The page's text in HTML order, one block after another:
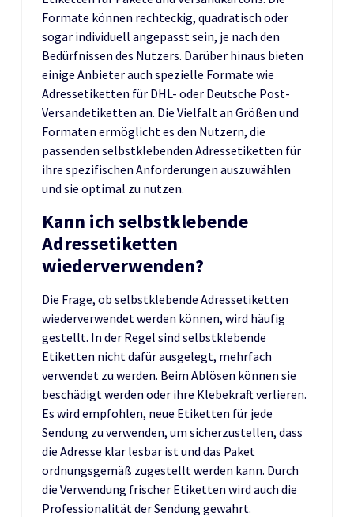
Formate können rechteckig, quadratisch oder
sogar individuell angepasst sein, je nach den
Bedürfnissen des Nutzers. Darüber hinaus bieten
einige Anbieter auch spezielle Formate wie
Adressetiketten für DHL- oder Deutsche Post-
Versandetiketten an. Die Vielfalt an Größen und
Formaten ermöglicht es den Nutzern, die
passenden selbstklebenden Adressetiketten für
ihre spezifischen Anforderungen auszuwählen
und sie optimal zu nutzen.
Kann ich selbstklebende
Adressetiketten
wiederverwenden?
Die Frage, ob selbstklebende Adressetiketten
wiederverwendet werden können, wird häufig
gestellt. In der Regel sind selbstklebende
Etiketten nicht dafür ausgelegt, mehrfach
verwendet zu werden. Beim Ablösen können sie
beschädigt werden oder ihre Klebekraft verlieren.
Es wird empfohlen, neue Etiketten für jede
Sendung zu verwenden, um sicherzustellen, dass
die Adresse klar lesbar ist und das Paket
ordnungsgemäß zugestellt werden kann. Durch
die Verwendung frischer Etiketten wird auch die
Professionalität der Sendung gewahrt.